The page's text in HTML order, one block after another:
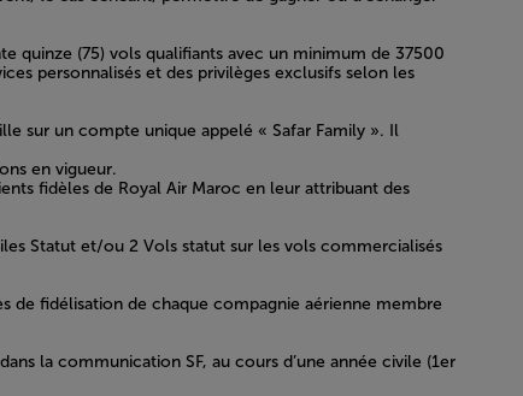
quinze (75) vols qualifiants avec un minimum de 37500
personnalisés et des privilèges exclusifs selon les
sur un compte unique appelé « Safar Family ». Il
en vigueur.
fidèles de Royal Air Maroc en leur attribuant des
Statut et/ou 2 Vols statut sur les vols commercialisés
de fidélisation de chaque compagnie aérienne membre
la communication SF, au cours d’une année civile (1er